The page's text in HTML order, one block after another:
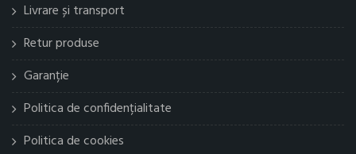
Livrare și transport
Retur produse
Garanție
Politica de confidențialitate
Politica de cookies